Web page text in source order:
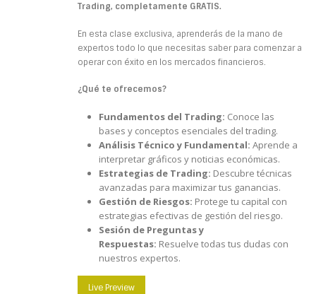
Trading, completamente GRATIS.
En esta clase exclusiva, aprenderás de la mano de
expertos todo lo que necesitas saber para comenzar a
operar con éxito en los mercados financieros.
¿Qué te ofrecemos?
Fundamentos del Trading: Conoce las
bases y conceptos esenciales del trading.
Análisis Técnico y Fundamental: Aprende a
interpretar gráficos y noticias económicas.
Estrategias de Trading: Descubre técnicas
avanzadas para maximizar tus ganancias.
Gestión de Riesgos: Protege tu capital con
estrategias efectivas de gestión del riesgo.
Sesión de Preguntas y
Respuestas: Resuelve todas tus dudas con
nuestros expertos.
Live Preview